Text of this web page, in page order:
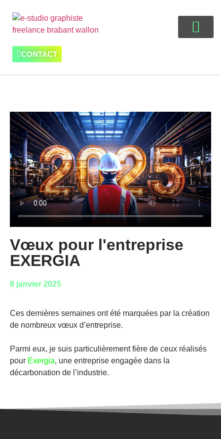
CONTACT
Vœux pour l'entreprise
EXERGIA
8 janvier 2025
Ces dernières semaines ont été marquées par la création
de nombreux vœux d’entreprise.
Parmi eux, je suis particulièrement fière de ceux réalisés
pour Exergia, une entreprise engagée dans la
décarbonation de l’industrie.